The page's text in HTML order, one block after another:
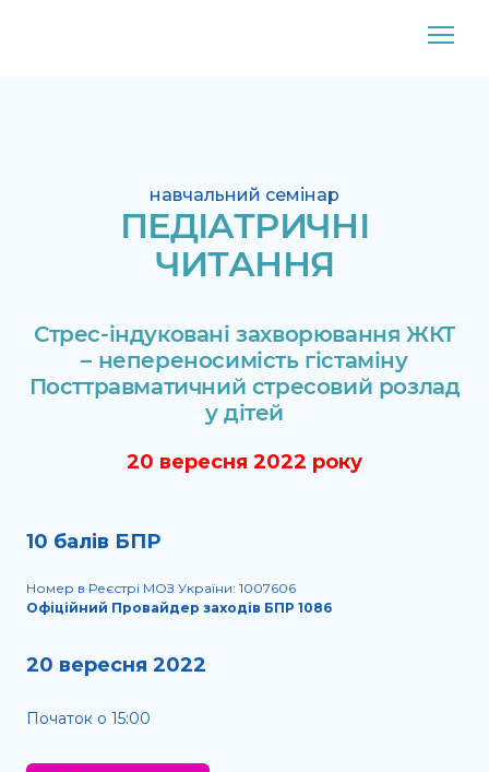
навчальний семінар
ПЕДІАТРИЧНІ
ЧИТАННЯ
Стрес-індуковані захворювання ЖКТ
– непереносимість гістаміну
Посттравматичний стресовий розлад
у дітей
20 вересня 2022 року
10 балів БПР
Номер в Реєстрі МОЗ України: 1007606
Офіційний Провайдер заходів БПР 1086
20 вересня 2022
Початок о 15:00